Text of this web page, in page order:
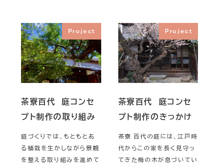
Project
茶寮百代 庭コンセ
プト制作の取り組み
庭づくりでは、もともとあ
る植栽を生かしながら景観
を整える取り組みを進めて
Project
茶寮百代 庭コンセ
プト制作のきっかけ
茶寮 百代の庭には、江戸時
代からこの家を長く見守っ
てきた梅の木が息づいてい